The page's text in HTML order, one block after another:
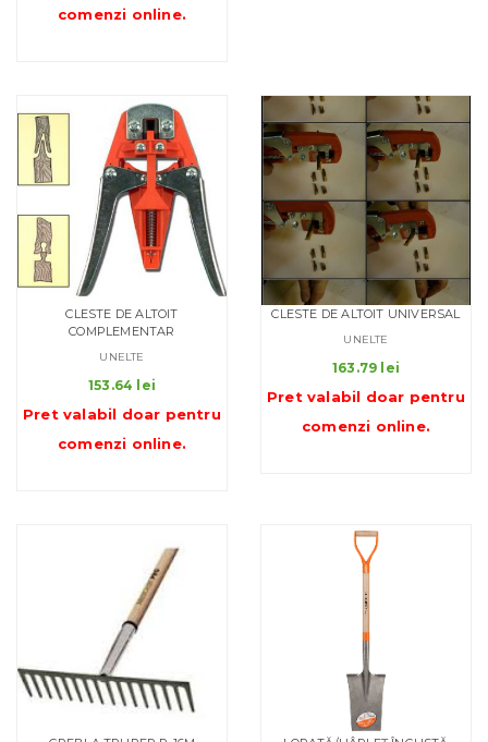
până
comenzi online.
CLESTE DE ALTOIT
COMPLEMENTAR
UNELTE
153.64 lei
Pret valabil doar pentru
comenzi online.
CLESTE DE ALTOIT UNIVERSAL
UNELTE
163.79 lei
Pret valabil doar pentru
comenzi online.